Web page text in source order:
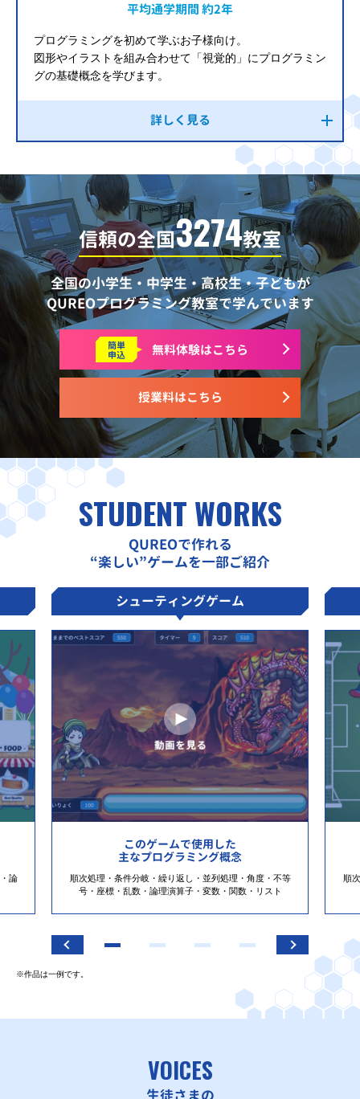
平均通学期間 約2年
プログラミングを初めて学ぶお子様向け。
図形やイラストを組み合わせて「視覚的」にプログラミン
グの基礎概念を学びます。
詳しく見る
信頼の全国3274教室
全国の小学生・中学生・高校生・子どもが
QUREOプログラミング教室で学んでいます
授業料はこちら
簡単
申込 無料体験はこちら
STUDENT WORKS
QUREOで作れる
“楽しい”ゲームを一部ご紹介
論
シューティングゲーム
このゲームで使用した
主なプログラミング概念
順次処理・条件分岐・繰り返し・並列処理・角度・不等
号・座標・乱数・論理演算子・変数・関数・リスト
順
※作品は一例です。
VOICES